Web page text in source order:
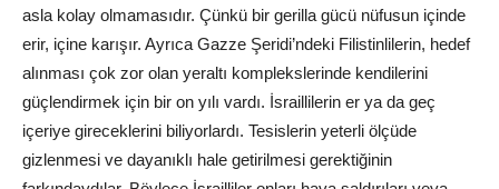
asla kolay olmamasıdır. Çünkü bir gerilla gücü nüfusun içinde
erir, içine karışır. Ayrıca Gazze Şeridi’ndeki Filistinlilerin, hedef
alınması çok zor olan yeraltı komplekslerinde kendilerini
güçlendirmek için bir on yılı vardı. İsraillilerin er ya da geç
içeriye gireceklerini biliyorlardı. Tesislerin yeterli ölçüde
gizlenmesi ve dayanıklı hale getirilmesi gerektiğinin